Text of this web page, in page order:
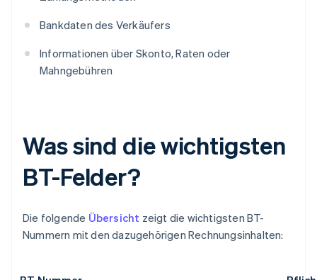
Bankdaten des Verkäufers
Informationen über Skonto, Raten oder
Mahngebühren
Was sind die wichtigsten
BT-Felder?
Die folgende Übersicht zeigt die wichtigsten BT-
Nummern mit den dazugehörigen Rechnungsinhalten: